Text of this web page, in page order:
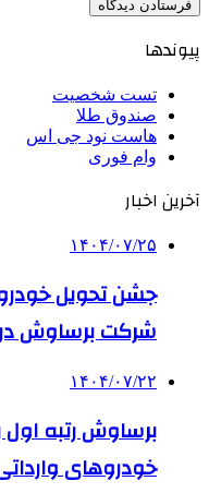
پیوندها
تست شخصیت
صندوق طلا
هاست نود جی اس
وام فوری
آخرین اخبار
۱۴۰۴/۰۷/۲۵
جشن تحویل
شرکت برساوش در
۱۴۰۴/۰۷/۲۲
برساوش رتبه
خودروهای